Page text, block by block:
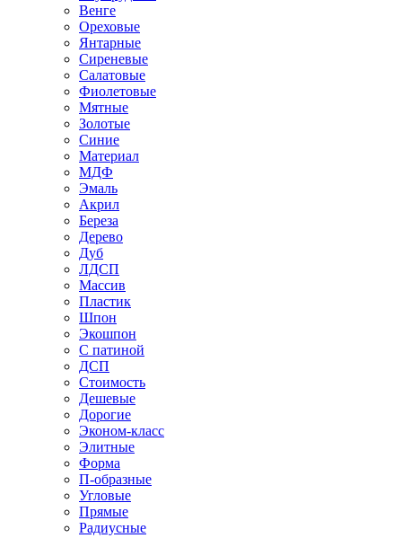
Венге
Ореховые
Янтарные
Сиреневые
Салатовые
Фиолетовые
Мятные
Золотые
Синие
Материал
МДФ
Эмаль
Акрил
Береза
Дерево
Дуб
ЛДСП
Массив
Пластик
Шпон
Экошпон
С патиной
ДСП
Стоимость
Дешевые
Дорогие
Эконом-класс
Элитные
Форма
П-образные
Угловые
Прямые
Радиусные